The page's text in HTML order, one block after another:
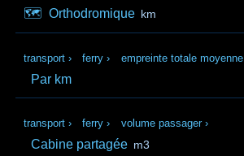
🗺️ Orthodromique km
transport › ferry › empreinte totale moyenne
Par km
transport › ferry › volume passager ›
Cabine partagée m3